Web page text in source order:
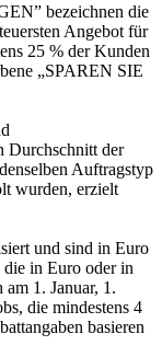
bezeichnen die
Angebot für
25 % der Kunden
„SPAREN SIE
Durchschnitt der
Auftragstyp
wurden, erzielt
und sind in Euro
die in Euro oder in
1. Januar, 1.
die mindestens 4
basieren